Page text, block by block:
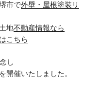
市で外壁・屋根塗装リ
地不動産情報なら
こちら
し
開催いたしました。